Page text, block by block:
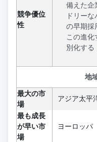
競争優位
性
備えた企
ドリー
の早期採
この進化
別化する
地
最大の市
場
アジア太平
最も成長
が早い市
場
ヨーロッパ